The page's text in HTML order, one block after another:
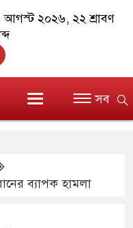
২০২৬, ২২ শ্রাবণ
সব
ব্যাপক হামলা